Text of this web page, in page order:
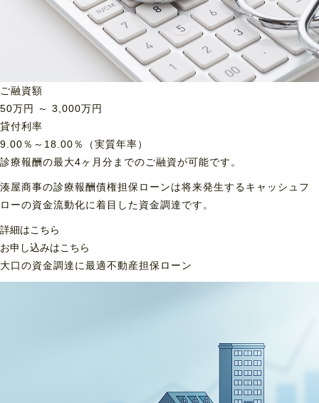
ご融資額
50万円 ～ 3,000万円
貸付利率
9.00％～18.00％（実質年率）
診療報酬の最大4ヶ月分までのご融資が可能です。
湊屋商事の診療報酬債権担保ローンは将来発生するキャッシュフ
ローの資金流動化に着目した資金調達です。
詳細はこちら
お申し込みはこちら
大口の資金調達に最適不動産担保ローン